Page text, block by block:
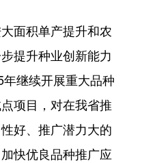
面积单产提升和农
提升种业创新能力
继续开展重大品种
项目，对在我省推
好、推广潜力大的
快优良品种推广应